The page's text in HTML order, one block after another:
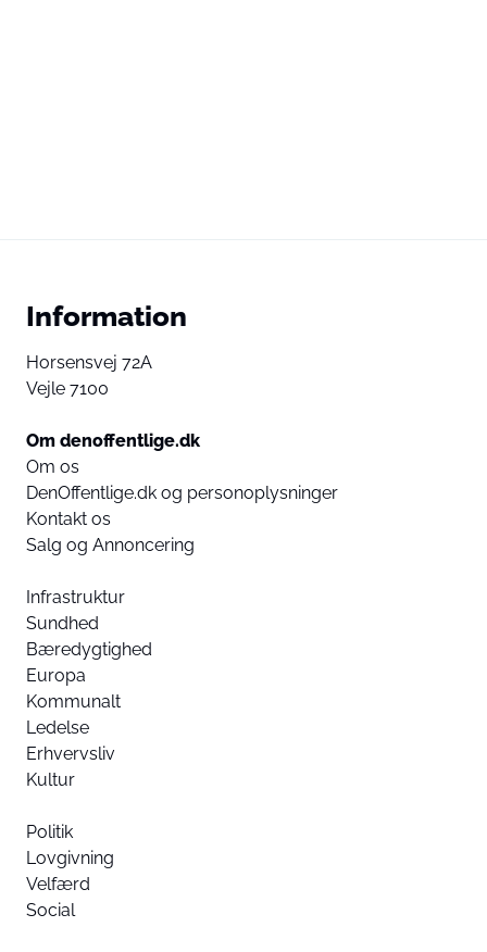
Information
Horsensvej 72A
Vejle 7100
Om denoffentlige.dk
Om os
DenOffentlige.dk og personoplysninger
Kontakt os
Salg og Annoncering
Infrastruktur
Sundhed
Bæredygtighed
Europa
Kommunalt
Ledelse
Erhvervsliv
Kultur
Politik
Lovgivning
Velfærd
Social